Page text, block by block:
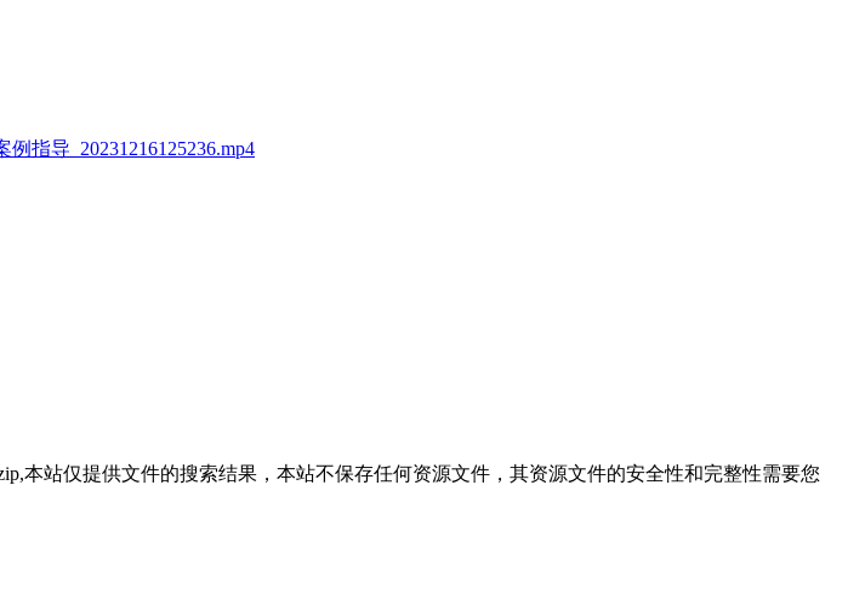
指导_20231216125236.mp4
本站仅提供文件的搜索结果，本站不保存任何资源文件，其资源文件的安全性和完整性需要您